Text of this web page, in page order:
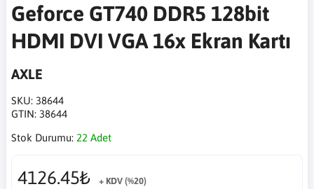
Geforce GT740 DDR5 128bit
HDMI DVI VGA 16x Ekran Kartı
AXLE
SKU: 38644
GTIN: 38644
Stok Durumu: 22 Adet
4126.45₺ + KDV (%20)